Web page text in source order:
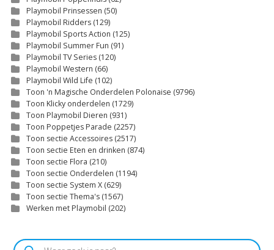
Playmobil Prinsessen (50)
Playmobil Ridders (129)
Playmobil Sports Action (125)
Playmobil Summer Fun (91)
Playmobil TV Series (120)
Playmobil Western (66)
Playmobil Wild Life (102)
Toon 'n Magische Onderdelen Polonaise (9796)
Toon Klicky onderdelen (1729)
Toon Playmobil Dieren (931)
Toon Poppetjes Parade (2257)
Toon sectie Accessoires (2517)
Toon sectie Eten en drinken (874)
Toon sectie Flora (210)
Toon sectie Onderdelen (1194)
Toon sectie System X (629)
Toon sectie Thema's (1567)
Werken met Playmobil (202)
Producten